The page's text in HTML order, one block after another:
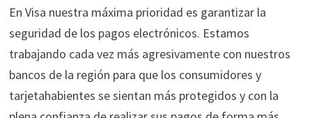
En Visa nuestra máxima prioridad es garantizar la
seguridad de los pagos electrónicos. Estamos
trabajando cada vez más agresivamente con nuestros
bancos de la región para que los consumidores y
tarjetahabientes se sientan más protegidos y con la